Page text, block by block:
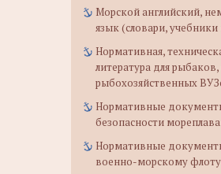
Морской английский,
язык (словари, учебники
Нормативная,
литература для
рыбохозяйственных
Нормативные
безопасности
Нормативные
военно-морскому флоту